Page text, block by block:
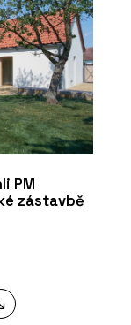
PM
zástavbě